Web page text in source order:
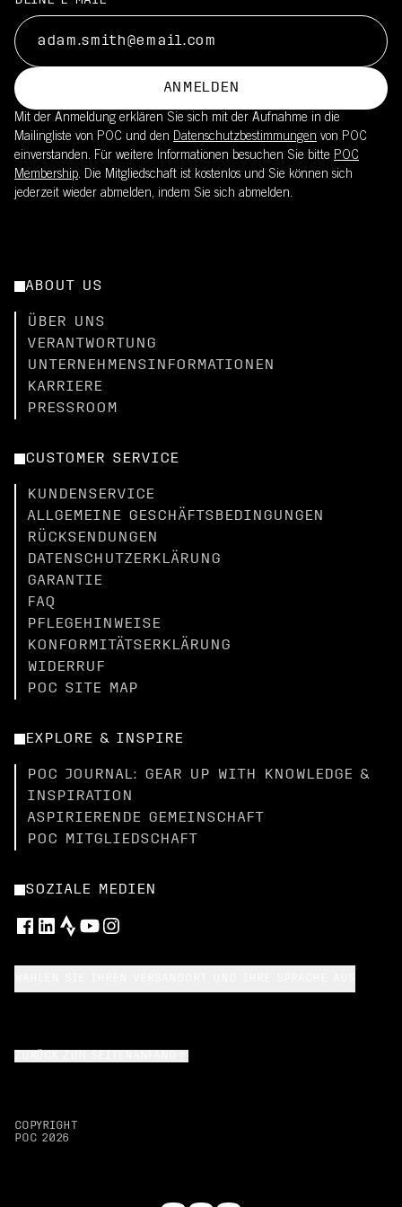
ANMELDEN
Mit der Anmeldung erklären Sie sich mit der Aufnahme in die
Mailingliste von POC und den Datenschutzbestimmungen von POC
einverstanden. Für weitere Informationen besuchen Sie bitte POC
Membership. Die Mitgliedschaft ist kostenlos und Sie können sich
jederzeit wieder abmelden, indem Sie sich abmelden.
ABOUT US
ÜBER UNS
VERANTWORTUNG
UNTERNEHMENSINFORMATIONEN
KARRIERE
PRESSROOM
CUSTOMER SERVICE
KUNDENSERVICE
ALLGEMEINE GESCHÄFTSBEDINGUNGEN
RÜCKSENDUNGEN
DATENSCHUTZERKLÄRUNG
GARANTIE
FAQ
PFLEGEHINWEISE
KONFORMITÄTSERKLÄRUNG
WIDERRUF
POC SITE MAP
EXPLORE & INSPIRE
POC JOURNAL: GEAR UP WITH KNOWLEDGE &
INSPIRATION
ASPIRIERENDE GEMEINSCHAFT
POC MITGLIEDSCHAFT
SOZIALE MEDIEN
COPYRIGHT
POC 2026